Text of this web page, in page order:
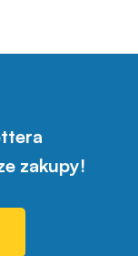
zakupy!